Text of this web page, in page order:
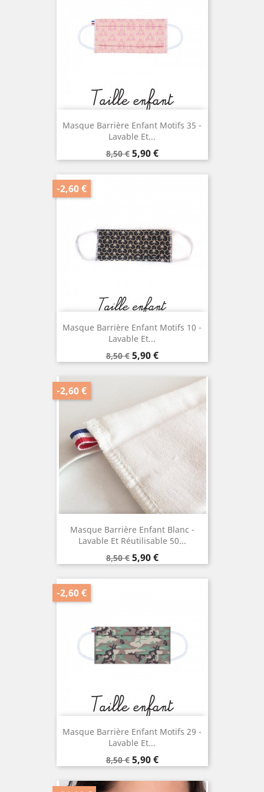
Masque Barrière Enfant Motifs 35 -
Lavable Et...
Prix
de
base
8,50 € Prix
5,90 €
Masque Barrière Enfant Motifs 10 -
Lavable Et...
Prix
de
8,50 €
-2,60 €
Prix
5,90 €
Masque Barrière Enfant Blanc -
Lavable Et Réutilisable 50...
Prix
de
base
8,50 €
-2,60 €
Prix
5,90 €
Masque Barrière Enfant Motifs 29 -
Lavable Et...
Prix
de
base
8,50 €
-2,60 €
Prix
5,90 €